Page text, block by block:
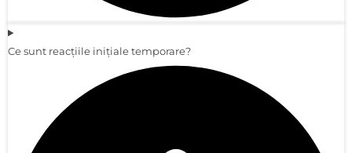
Ce sunt reacțiile inițiale temporare?